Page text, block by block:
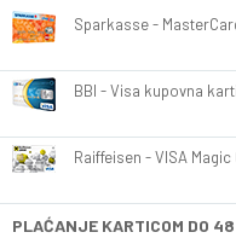
Sparkasse -
BBI - Visa kupovna
Raiffeisen - VISA
PLAĆANJE KARTICOM DO